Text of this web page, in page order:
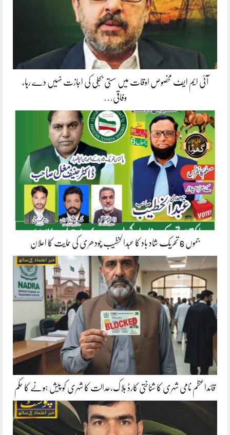
آئی ایم ایف مخصوص اوقات میں سستی بجلی کی اجازت نہیں دے رہا،
وفاقی…
جموں 6 تحریک شاد باد کا عبدالخطیب چودھری کی حمایت کا اعلان
قائداعظم نامی شہری کا شناختی کارڈ بلاک،عدالت کا شہری کو پیش ہونے کا حکم